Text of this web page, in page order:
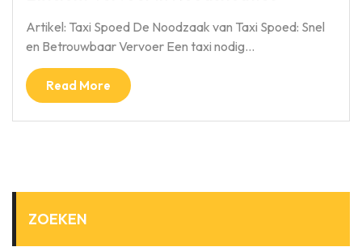
Artikel: Taxi Spoed De Noodzaak van Taxi Spoed: Snel
en Betrouwbaar Vervoer Een taxi nodig…
Read More
ZOEKEN